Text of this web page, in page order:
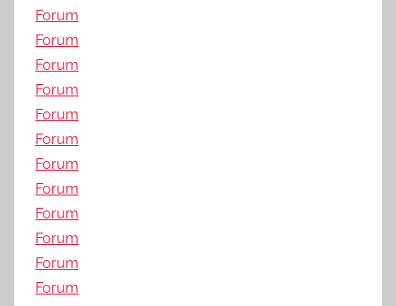
Forum
Forum
Forum
Forum
Forum
Forum
Forum
Forum
Forum
Forum
Forum
Forum